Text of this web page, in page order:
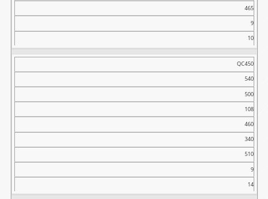
465
9
10
QC450
540
500
108
460
340
510
9
14